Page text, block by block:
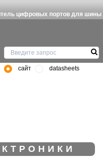
цифровых портов для шины
сайт datasheets